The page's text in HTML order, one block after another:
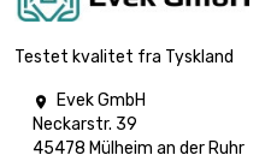
Testet kvalitet fra Tyskland

Evek GmbH
Neckarstr. 39
45478 Mülheim an der Ruhr